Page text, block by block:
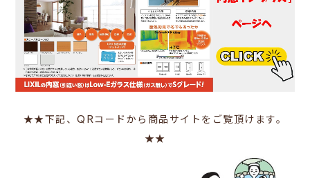
★★下記、QRコードから商品サイトをご覧頂けます。
★★